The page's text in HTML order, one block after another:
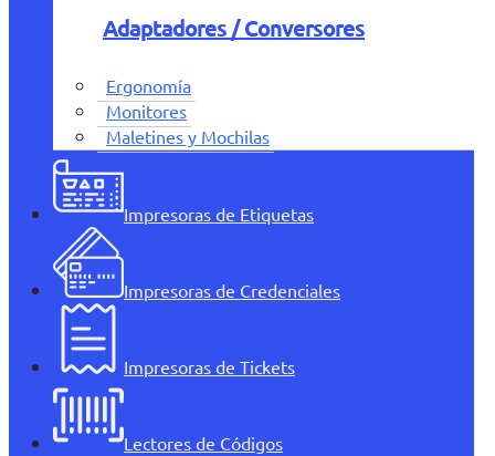
Adaptadores / Conversores
Ergonomía
Monitores
Maletines y Mochilas
Impresoras de Etiquetas
Impresoras de Credenciales
Impresoras de Tickets
Lectores de Códigos